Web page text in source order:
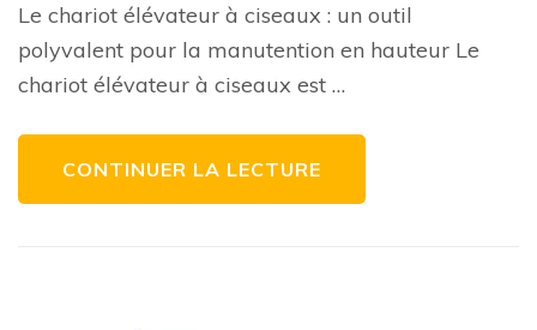
avec
Le chariot élévateur à ciseaux : un outil
polyvalent pour la manutention en hauteur Le
chariot élévateur à ciseaux est …
CONTINUER LA LECTURE